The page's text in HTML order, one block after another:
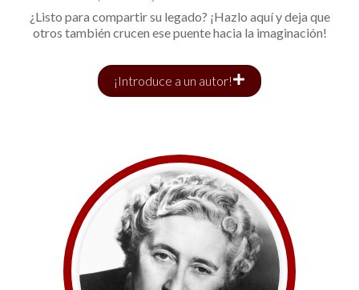
¿Listo para compartir su legado? ¡Hazlo aquí y deja que
otros también crucen ese puente hacia la imaginación!
¡Introduce a un autor!